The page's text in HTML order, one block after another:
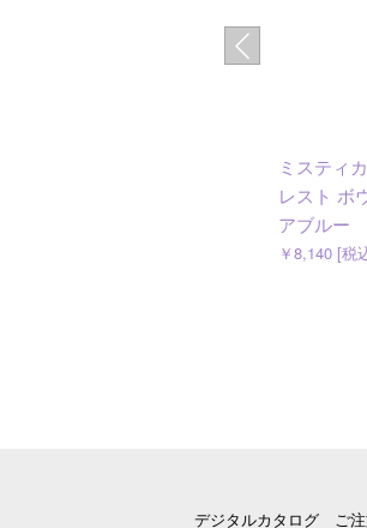
ミスティ
レスト ボ
アブルー
￥8,140 [税
デジタルカタログ ご